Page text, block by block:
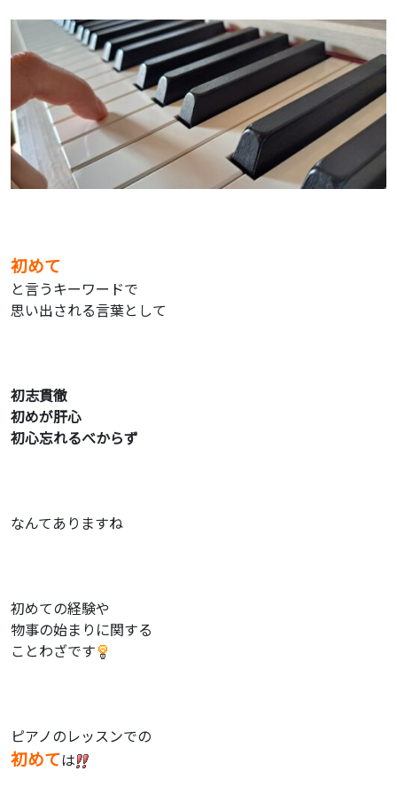
初めて
と言うキーワードで
思い出される言葉として
初志貫徹
初めが肝心
初心忘れるべからず
なんてありますね
初めての経験や
物事の始まりに関する
ことわざです
ピアノのレッスンでの
初めては